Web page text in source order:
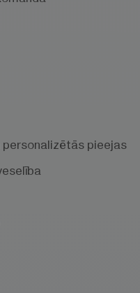
personalizētās pieejas